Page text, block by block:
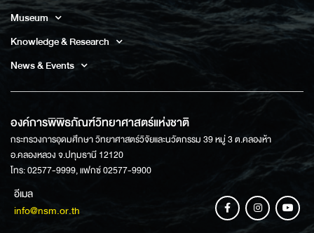
Museum
Knowledge & Research
News & Events
องค์การพิพิธภัณฑ์วิทยาศาสตร์แห่งชาติ
กระทรวงการอุดมศึกษา วิทยาศาสตร์วิจัยและนวัตกรรม 39 หมู่ 3 ต.คลองห้า
อ.คลองหลวง จ.ปทุมธานี 12120
โทร: 02577-9999, แฟกซ์ 02577-9900
อีเมล
info@nsm.or.th